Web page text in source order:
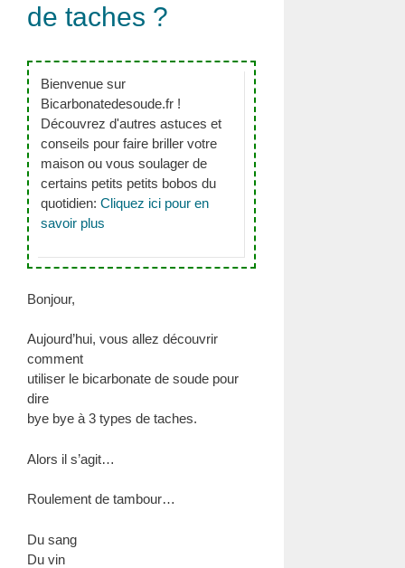
de taches ?
Bienvenue sur
Bicarbonatedesoude.fr !
Découvrez d'autres astuces et
conseils pour faire briller votre
maison ou vous soulager de
certains petits petits bobos du
quotidien: Cliquez ici pour en
savoir plus
Bonjour,
Aujourd’hui, vous allez découvrir
comment
utiliser le bicarbonate de soude pour
dire
bye bye à 3 types de taches.
Alors il s’agit…
Roulement de tambour…
Du sang
Du vin